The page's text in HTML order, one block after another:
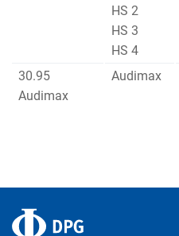
HS 2
HS 3
HS 4
30.95
Audimax
Audimax